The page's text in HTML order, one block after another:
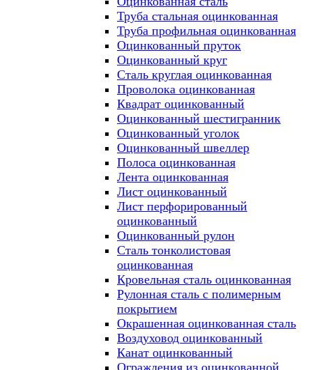
Труба стальная оцинкованная
Труба профильная оцинкованная
Оцинкованный пруток
Оцинкованный круг
Сталь круглая оцинкованная
Проволока оцинкованная
Квадрат оцинкованный
Оцинкованный шестигранник
Оцинкованный уголок
Оцинкованный швеллер
Полоса оцинкованная
Лента оцинкованная
Лист оцинкованный
Лист перфорированный
оцинкованный
Оцинкованный рулон
Сталь тонколистовая
оцинкованная
Кровельная сталь оцинкованная
Рулонная сталь с полимерным
покрытием
Окрашенная оцинкованная сталь
Воздуховод оцинкованный
Канат оцинкованный
Ограждения из оцинкованной